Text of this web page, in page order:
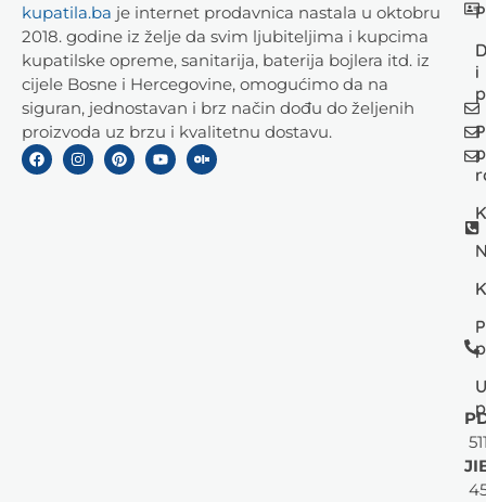
kupatila.ba je internet prodavnica nastala u oktobru
2018. godine iz želje da svim ljubiteljima i kupcima
kupatilske opreme, sanitarija, baterija bojlera itd. iz
cijele Bosne i Hercegovine, omogućimo da na
siguran, jednostavan i brz način dođu do željenih
proizvoda uz brzu i kvalitetnu dostavu.
i